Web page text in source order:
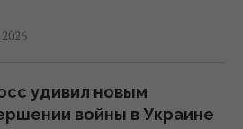
удивил новым
войны в Украине